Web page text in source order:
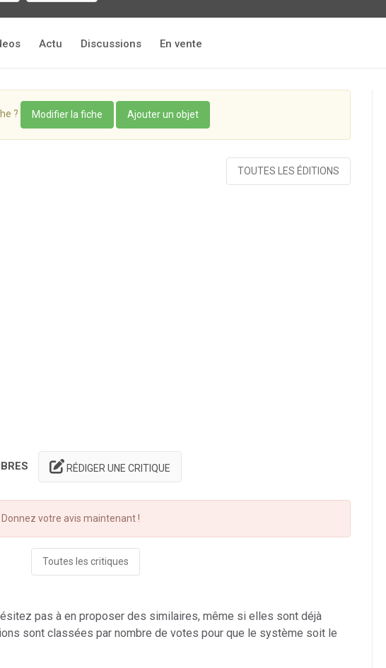
Actu Discussions En vente
? Modifier la fiche Ajouter un objet
TOUTES LES ÉDITIONS
RÉDIGER UNE CRITIQUE
Donnez votre avis maintenant !
Toutes les critiques
pas à en proposer des similaires, même si elles sont déjà
sont classées par nombre de votes pour que le système soit le